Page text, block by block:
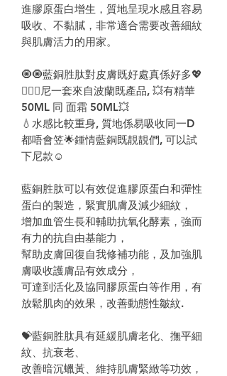
進膠原蛋白增生，質地呈現水感且容易
吸收、不黏膩，非常適合需要改善細紋
與肌膚活力的用家。
🧿🧿藍銅胜肽對皮膚既好處真係好多💖
💁🏻‍♀️尼一套來自波蘭既產品, 💥有精華
50ML 同 面霜 50ML💥
💧 水感比較重身, 質地係易吸收同一D
都唔會笠🌟鍾情藍銅既靚靚們, 可以試
下尼款 ☺️
藍銅胜肽可以有效促進膠原蛋白和彈性
蛋白的製造，緊實肌膚及減少細紋，
增加血管生長和輔助抗氧化酵素，強而
有力的抗自由基能力，
幫助皮膚回復自我修補功能，及加強肌
膚吸收護膚品有效成分，
可達到活化及協同膠原蛋白等作用，有
放鬆肌肉的效果，改善動態性皺紋.
💝藍銅胜肽具有延緩肌膚老化、撫平細
紋、抗衰老、
改善暗沉蠟黃、維持肌膚緊緻等功效，